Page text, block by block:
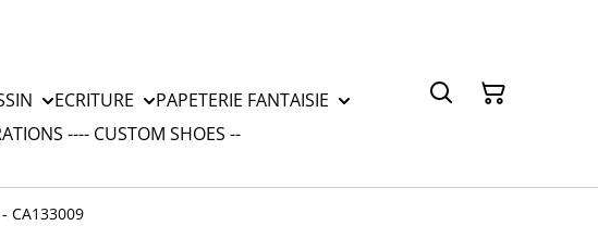
ECRITURE
PAPETERIE FANTAISIE
---- CUSTOM SHOES --
- CA133009